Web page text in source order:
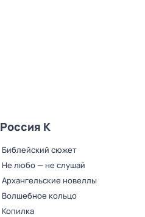
Россия К
Библейский сюжет
Не любо — не слушай
Архангельские новеллы
Волшебное кольцо
Копилка